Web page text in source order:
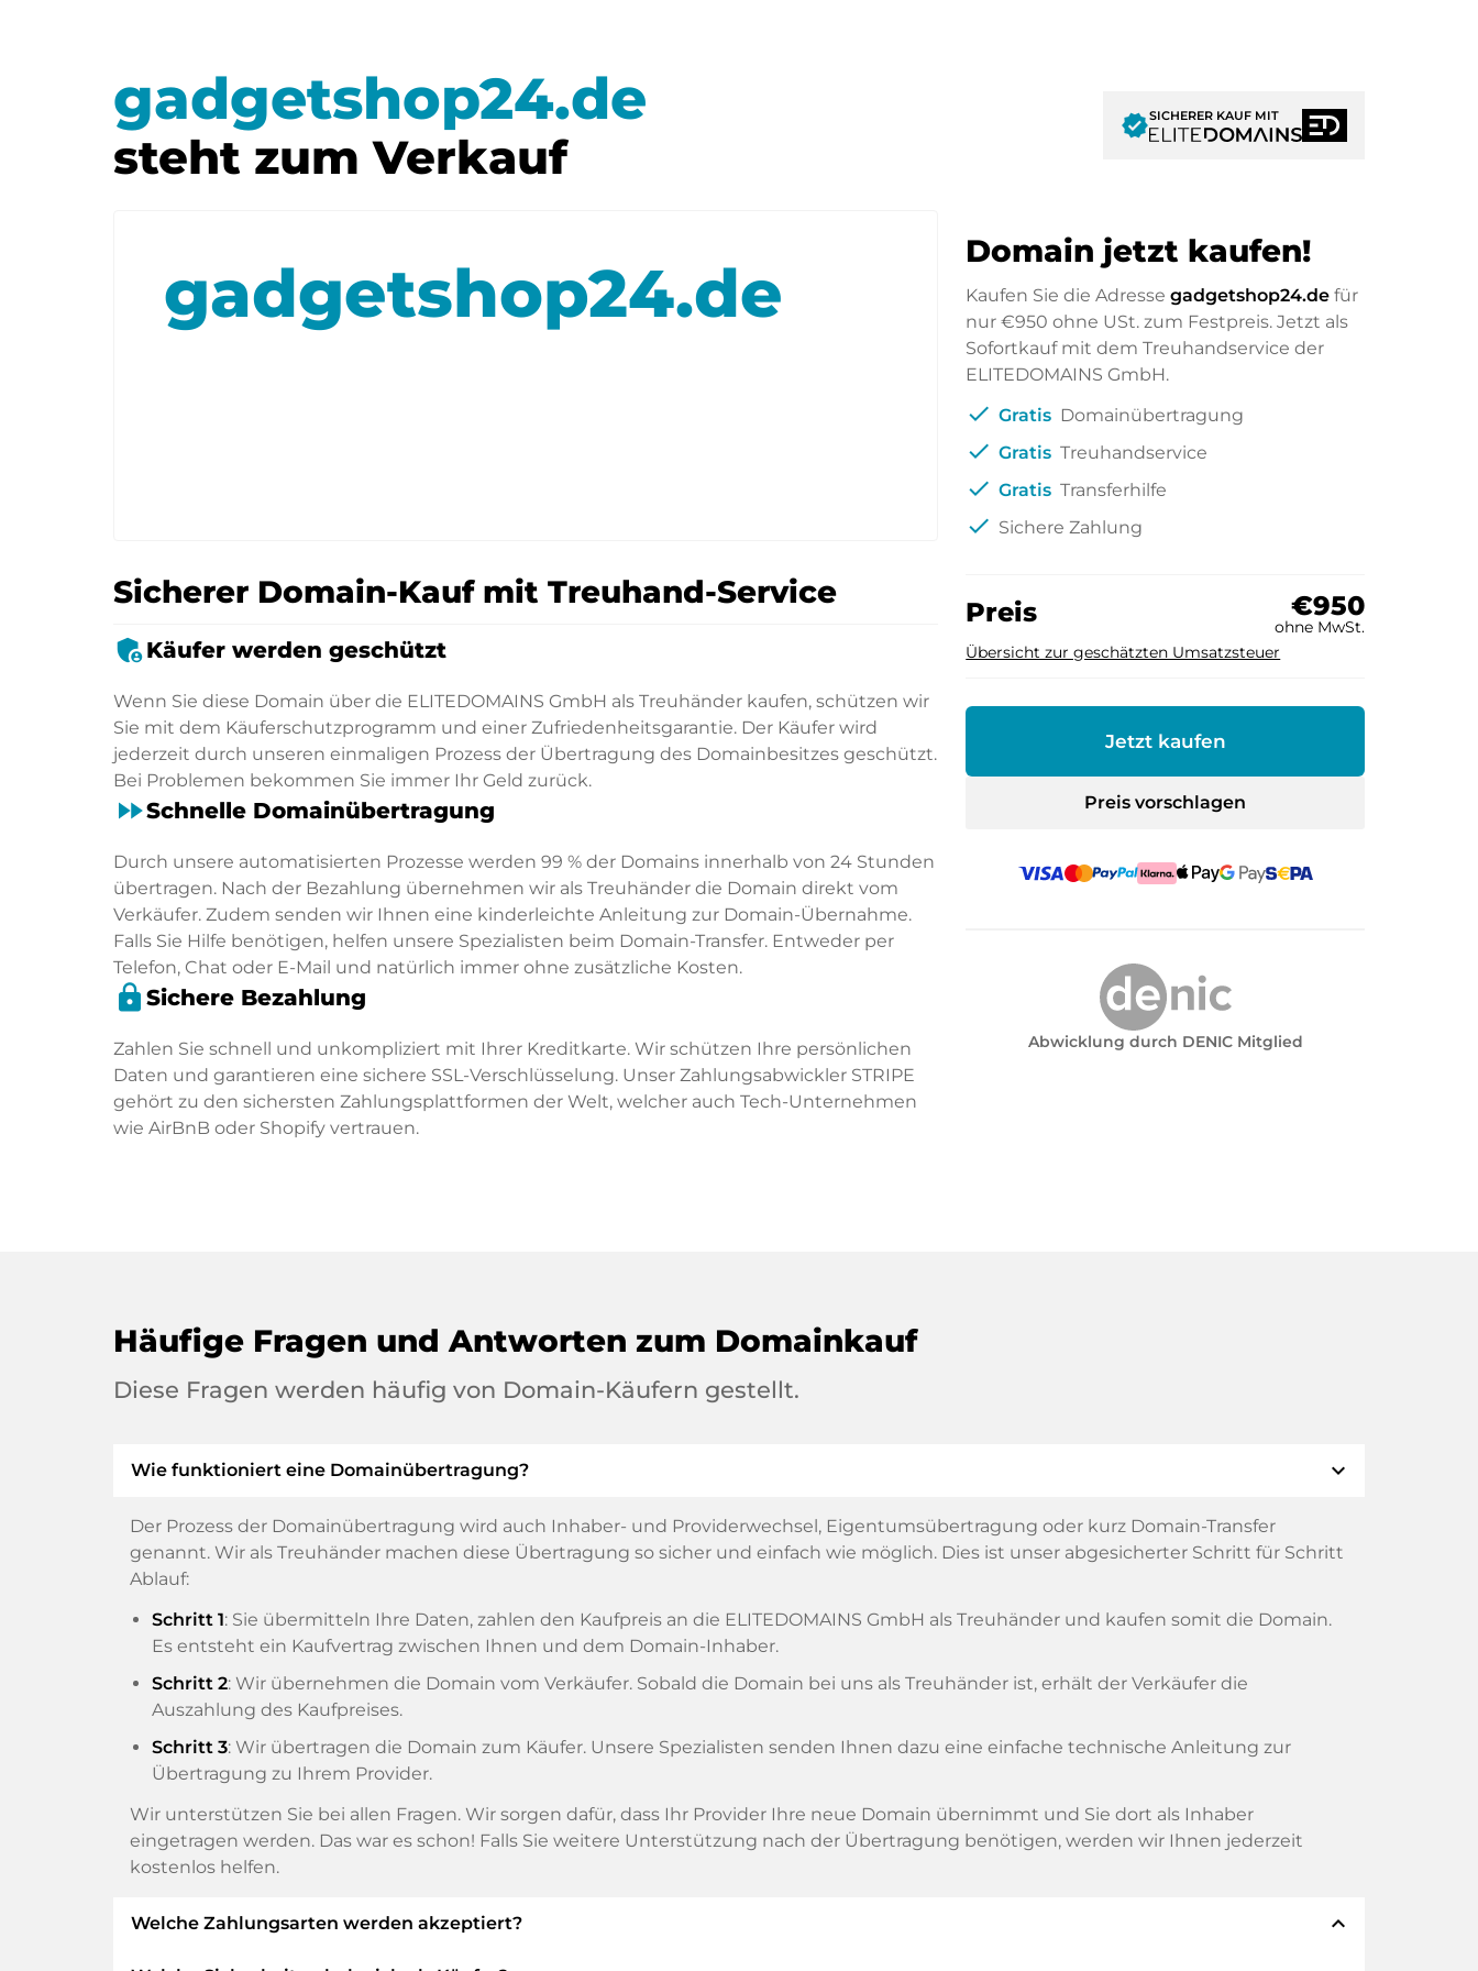
gadgetshop24.de
steht zum Verkauf
verifiedSICHERER KAUF MIT
gadgetshop24.de
Domain jetzt kaufen!
Kaufen Sie die Adressegadgetshop24.de für
nur€950ohne USt. zum Festpreis. Jetzt als
Sofortkauf mit dem Treuhandservice der
ELITEDOMAINS GmbH.
check Gratis Domainübertragung
check Gratis Treuhandservice
check Gratis Transferhilfe
check Sichere Zahlung
Preis €950
ohne MwSt.
Übersicht zur geschätzten Umsatzsteuer
Jetzt kaufen
Preis vorschlagen
Abwicklung durch DENIC Mitglied
Sicherer Domain-Kauf mit Treuhand-Service
admin_panel_settingsKäufer werden geschützt
Wenn Sie diese Domain über die ELITEDOMAINS GmbH als Treuhänder kaufen, schützen wir
Sie mit dem Käuferschutzprogramm und einer Zufriedenheitsgarantie. Der Käufer wird
jederzeit durch unseren einmaligen Prozess der Übertragung des Domainbesitzes geschützt.
Bei Problemen bekommen Sie immer Ihr Geld zurück.
fast_forwardSchnelle Domainübertragung
Durch unsere automatisierten Prozesse werden 99 % der Domains innerhalb von 24 Stunden
übertragen. Nach der Bezahlung übernehmen wir als Treuhänder die Domain direkt vom
Verkäufer. Zudem senden wir Ihnen eine kinderleichte Anleitung zur Domain-Übernahme.
Falls Sie Hilfe benötigen, helfen unsere Spezialisten beim Domain-Transfer. Entweder per
Telefon, Chat oder E-Mail und natürlich immer ohne zusätzliche Kosten.
lock Sichere Bezahlung
Zahlen Sie schnell und unkompliziert mit Ihrer Kreditkarte. Wir schützen Ihre persönlichen
Daten und garantieren eine sichere SSL-Verschlüsselung. Unser Zahlungsabwickler STRIPE
gehört zu den sichersten Zahlungsplattformen der Welt, welcher auch Tech-Unternehmen
wie AirBnB oder Shopify vertrauen.
Häufige Fragen und Antworten zum Domainkauf
Diese Fragen werden häufig von Domain-Käufern gestellt.
Wie funktioniert eine Domainübertragung? expand_more
Der Prozess der Domainübertragung wird auch Inhaber- und Providerwechsel, Eigentumsübertragung oder kurz Domain-Transfer
genannt. Wir als Treuhänder machen diese Übertragung so sicher und einfach wie möglich. Dies ist unser abgesicherter Schritt für Schritt
Ablauf:
Schritt 1: Sie übermitteln Ihre Daten, zahlen den Kaufpreis an die ELITEDOMAINS GmbH als Treuhänder und kaufen somit die Domain.
Es entsteht ein Kaufvertrag zwischen Ihnen und dem Domain-Inhaber.
Schritt 2: Wir übernehmen die Domain vom Verkäufer. Sobald die Domain bei uns als Treuhänder ist, erhält der Verkäufer die
Auszahlung des Kaufpreises.
Schritt 3: Wir übertragen die Domain zum Käufer. Unsere Spezialisten senden Ihnen dazu eine einfache technische Anleitung zur
Übertragung zu Ihrem Provider.
Wir unterstützen Sie bei allen Fragen. Wir sorgen dafür, dass Ihr Provider Ihre neue Domain übernimmt und Sie dort als Inhaber
eingetragen werden. Das war es schon! Falls Sie weitere Unterstützung nach der Übertragung benötigen, werden wir Ihnen jederzeit
kostenlos helfen.
Welche Zahlungsarten werden akzeptiert? expand_less